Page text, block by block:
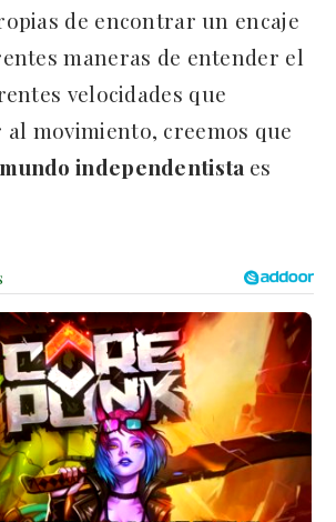
de encontrar un encaje
maneras de entender el
velocidades que
movimiento, creemos que
independentista es